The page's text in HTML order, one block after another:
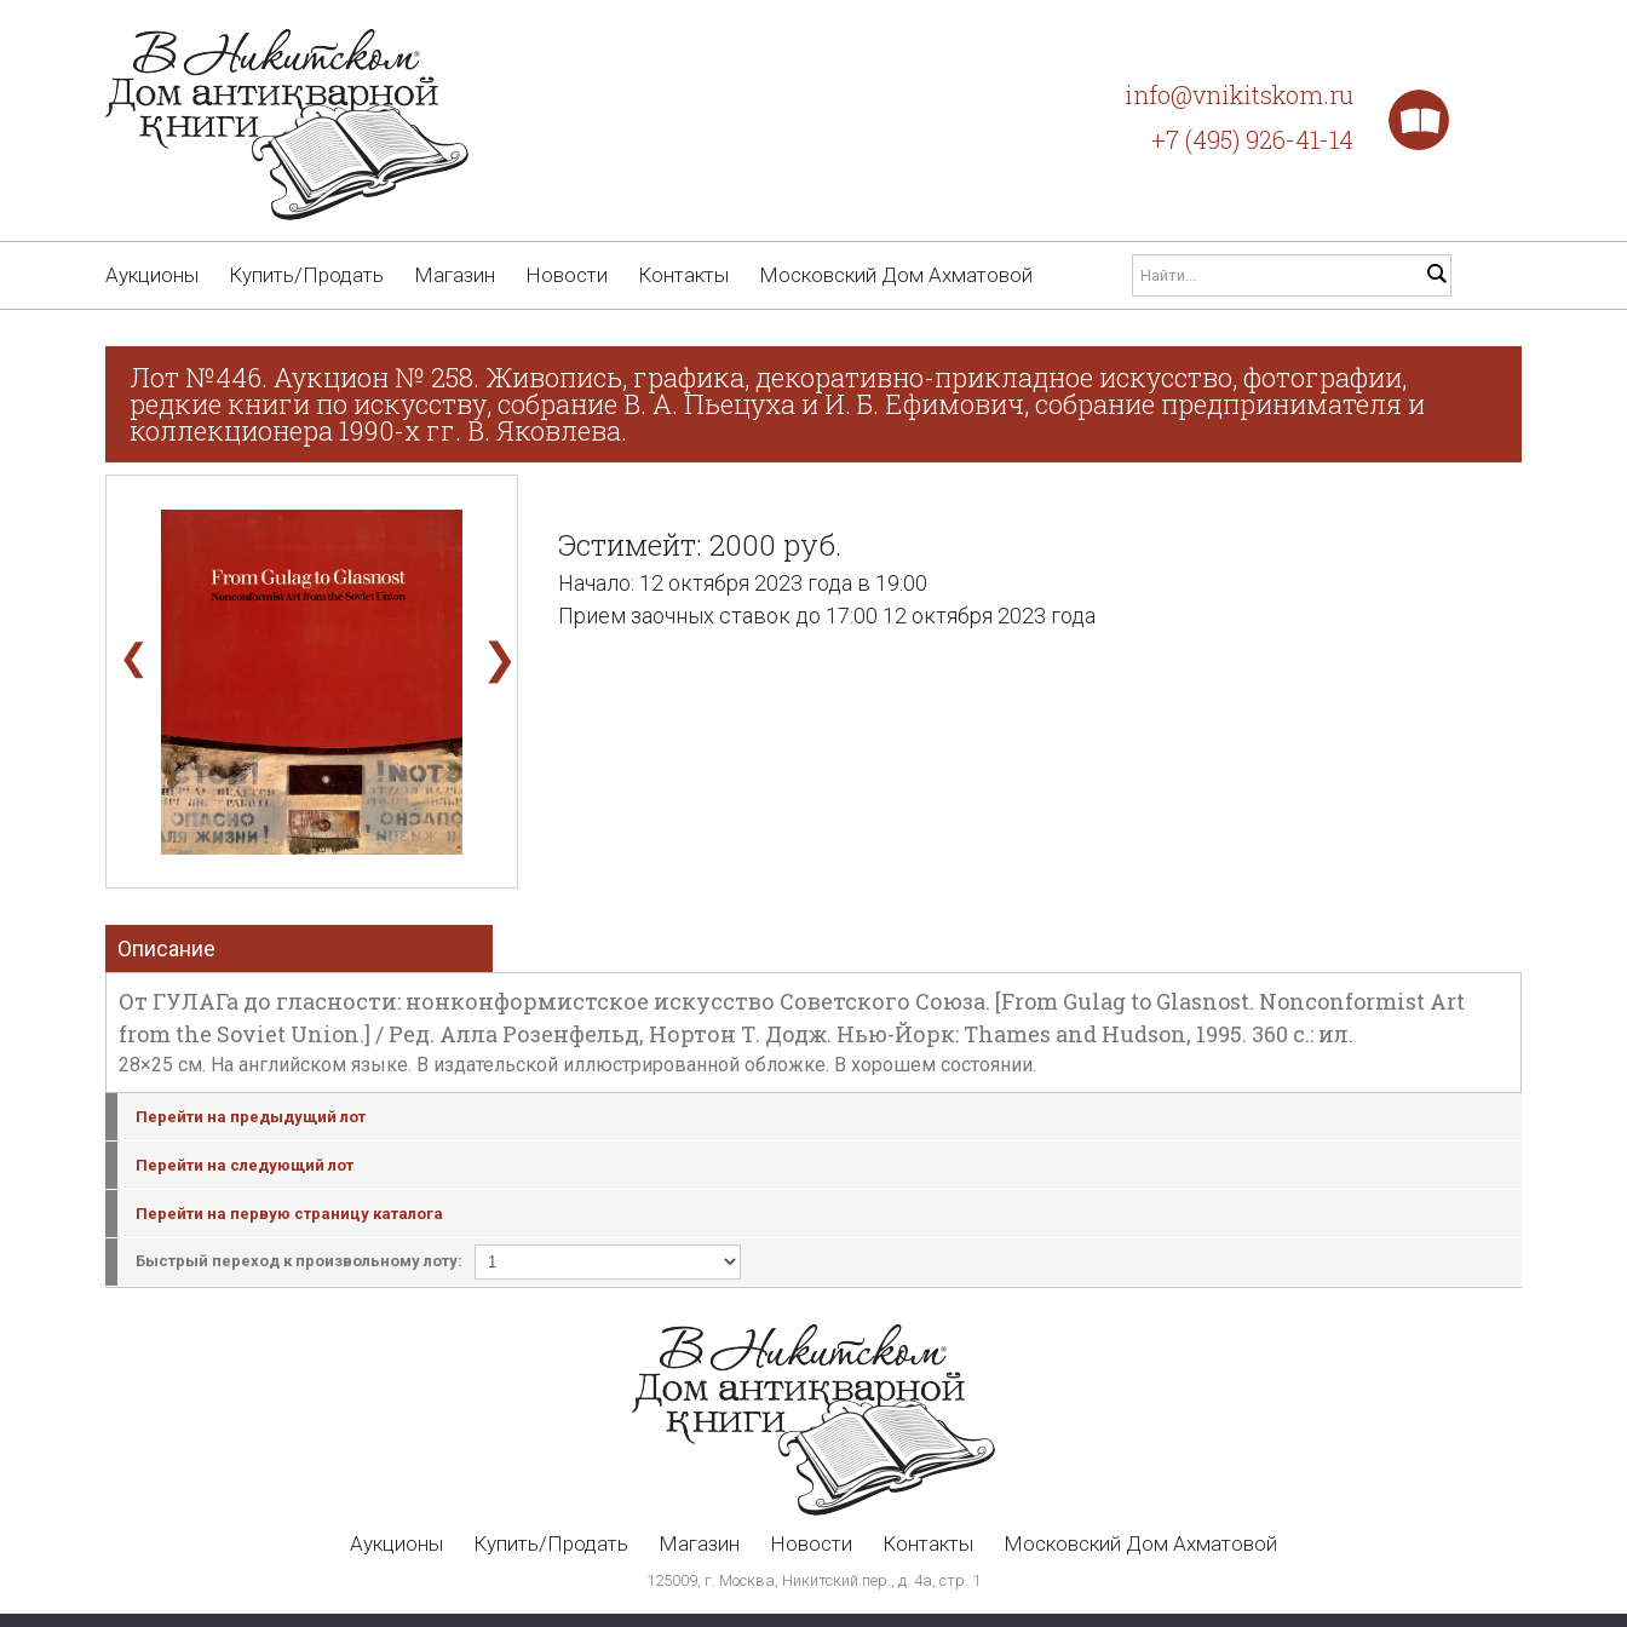
info@vnikitskom.ru
+7 (495) 926-41-14
Аукционы Купить/Продать Магазин Новости Контакты Московский Дом Ахматовой
Лот №446. Аукцион № 258. Живопись, графика, декоративно-прикладное искусство, фотографии,
редкие книги по искусству, собрание В. А. Пьецуха и И. Б. Ефимович, собрание предпринимателя и
коллекционера 1990-х гг. В. Яковлева.
❮ ❯
Эстимейт: 2000 руб.
Начало: 12 октября 2023 года в 19:00
Прием заочных ставок до 17:00 12 октября 2023 года
Описание
От ГУЛАГа до гласности: нонконформистское искусство Советского Союза. [From Gulag to Glasnost. Nonconformist Art
from the Soviet Union.] / Ред. Алла Розенфельд, Нортон Т. Додж. Нью-Йорк: Thames and Hudson, 1995. 360 с.: ил.
28×25 см. На английском языке. В издательской иллюстрированной обложке. В хорошем состоянии.
Перейти на предыдущий лот
Перейти на следующий лот
Перейти на первую страницу каталога
Быстрый переход к произвольному лоту:
Аукционы Купить/Продать Магазин Новости Контакты Московский Дом Ахматовой
125009, г. Москва, Никитский пер., д. 4а, стр. 1